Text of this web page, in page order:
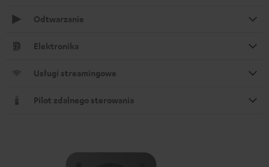
Odtwarzanie
Elektronika
Usługi streamingowe
Pilot zdalnego sterowania